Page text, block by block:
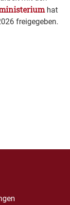
hat
freigegeben.